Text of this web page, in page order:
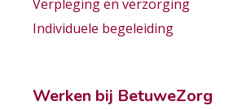
Verpleging en verzorging
Individuele begeleiding
Werken bij BetuweZorg